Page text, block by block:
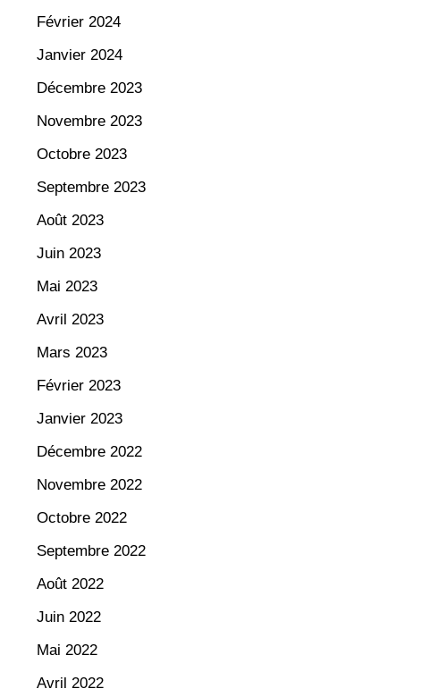
Février 2024
Janvier 2024
Décembre 2023
Novembre 2023
Octobre 2023
Septembre 2023
Août 2023
Juin 2023
Mai 2023
Avril 2023
Mars 2023
Février 2023
Janvier 2023
Décembre 2022
Novembre 2022
Octobre 2022
Septembre 2022
Août 2022
Juin 2022
Mai 2022
Avril 2022